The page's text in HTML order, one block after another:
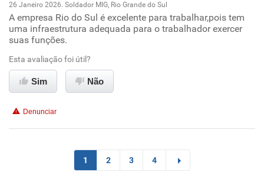
Recomenda a diretoria
Oportunidade de promoção
Ambiente de trabalho
Conciliação com a vida familiar
26 Janeiro 2026. Soldador MIG, Rio Grande do Sul
A empresa Rio do Sul é excelente para trabalhar,pois tem
uma infraestrutura adequada para o trabalhador exercer
suas funções.
Esta avaliação foi útil?
Sim Não
Denunciar
1 2 3 4